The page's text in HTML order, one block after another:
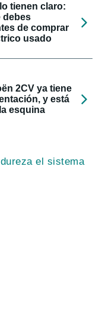
tienen claro:
debes
de comprar
usado
2CV ya tiene
y está
esquina
el sistema